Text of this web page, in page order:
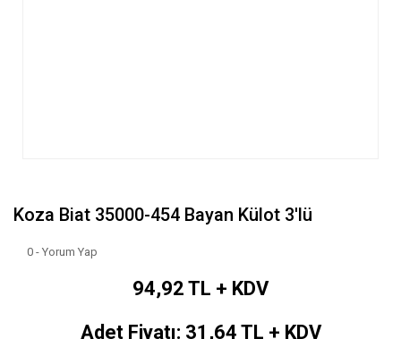
Koza Biat 35000-454 Bayan Külot 3'lü
0 - Yorum Yap
94,92 TL + KDV
Adet Fiyatı: 31,64 TL + KDV